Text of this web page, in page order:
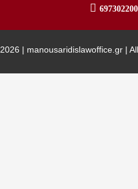
2026 | manousaridislawoffice.gr |